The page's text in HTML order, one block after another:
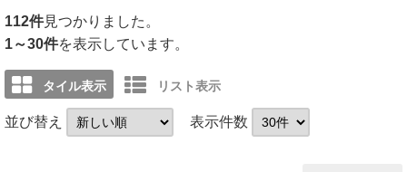
112件
1～30件を表示しています。
タイル表示 リスト表示
並び替え 表示件数